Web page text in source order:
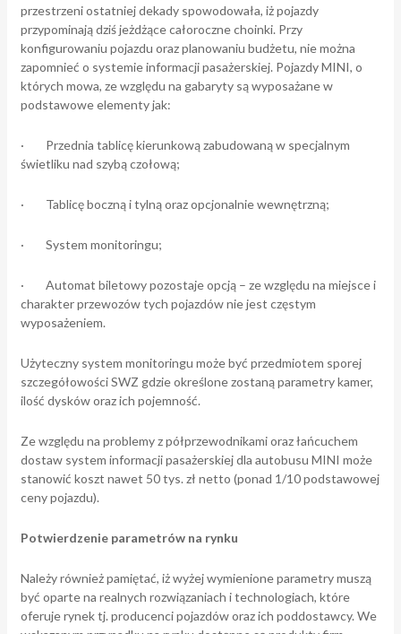
przestrzeni ostatniej dekady spowodowała, iż pojazdy
przypominają dziś jeżdżące całoroczne choinki. Przy
konfigurowaniu pojazdu oraz planowaniu budżetu, nie można
zapomnieć o systemie informacji pasażerskiej. Pojazdy MINI, o
których mowa, ze względu na gabaryty są wyposażane w
podstawowe elementy jak:
· Przednia tablicę kierunkową zabudowaną w specjalnym
świetliku nad szybą czołową;
· Tablicę boczną i tylną oraz opcjonalnie wewnętrzną;
· System monitoringu;
· Automat biletowy pozostaje opcją – ze względu na miejsce i
charakter przewozów tych pojazdów nie jest częstym
wyposażeniem.
Użyteczny system monitoringu może być przedmiotem sporej
szczegółowości SWZ gdzie określone zostaną parametry kamer,
ilość dysków oraz ich pojemność.
Ze względu na problemy z półprzewodnikami oraz łańcuchem
dostaw system informacji pasażerskiej dla autobusu MINI może
stanowić koszt nawet 50 tys. zł netto (ponad 1/10 podstawowej
ceny pojazdu).
Potwierdzenie parametrów na rynku
Należy również pamiętać, iż wyżej wymienione parametry muszą
być oparte na realnych rozwiązaniach i technologiach, które
oferuje rynek tj. producenci pojazdów oraz ich poddostawcy. We